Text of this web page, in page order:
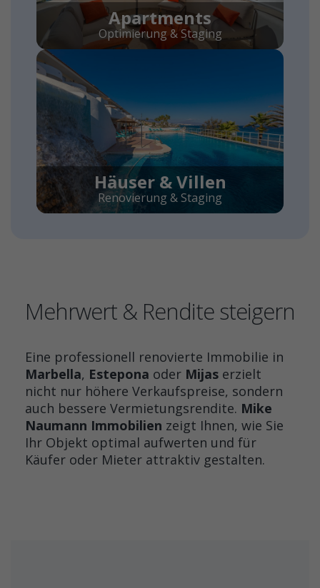
Apartments
Optimierung & Staging
Häuser & Villen
Renovierung & Staging
Mehrwert & Rendite steigern
Eine professionell renovierte Immobilie in
Marbella, Estepona oder Mijas erzielt
nicht nur höhere Verkaufspreise, sondern
auch bessere Vermietungsrendite. Mike
Naumann Immobilien zeigt Ihnen, wie Sie
Ihr Objekt optimal aufwerten und für
Käufer oder Mieter attraktiv gestalten.